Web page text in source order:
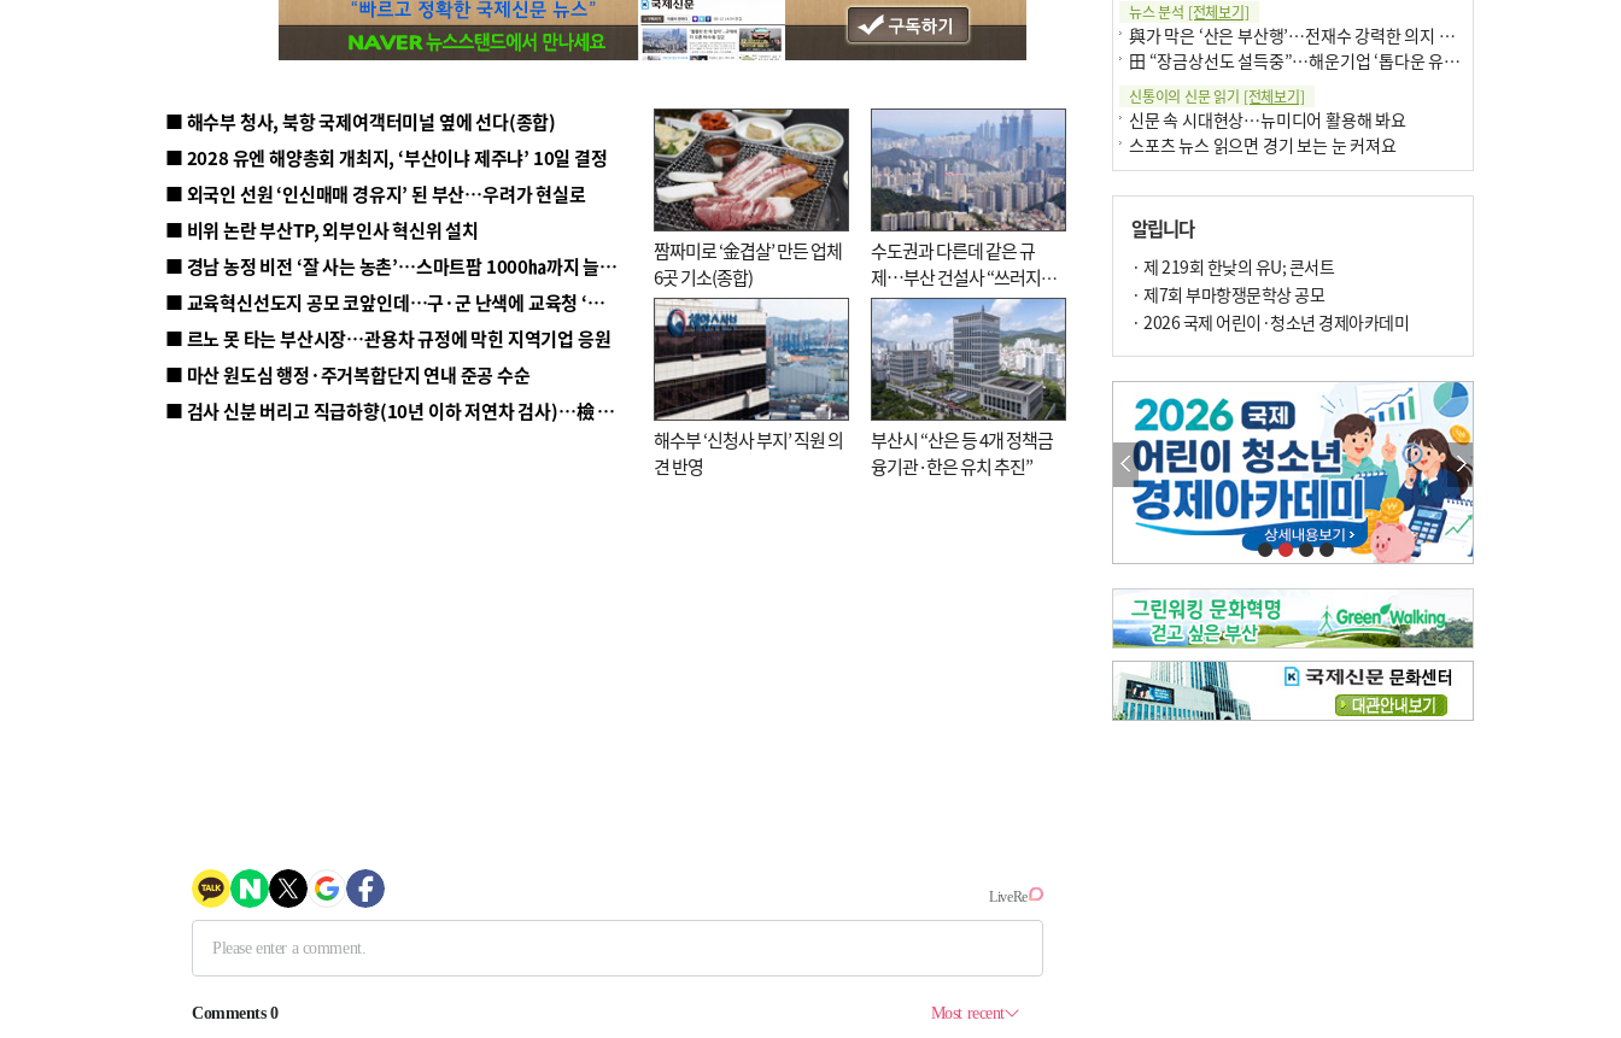
■ 해수부 청사, 북항 국제여객터미널 옆에 선다(종합)
■ 2028 유엔 해양총회 개최지, ‘부산이냐 제주냐’ 10일 결정
■ 외국인 선원 ‘인신매매 경유지’ 된 부산…우려가 현실로
■ 비위 논란 부산TP, 외부인사 혁신위 설치
■ 경남 농정 비전 ‘잘 사는 농촌’…스마트팜 1000㏊까지 늘린다
■ 교육혁신선도지 공모 코앞인데…구·군 난색에 교육청 ‘쩔쩔’
■ 르노 못 타는 부산시장…관용차 규정에 막힌 지역기업 응원
■ 마산 원도심 행정·주거복합단지 연내 준공 수순
■ 검사 신분 버리고 직급하향(10년 이하 저연차 검사)…檢 중수청행 기피
짬짜미로 ‘金겹살’ 만든 업체
6곳 기소(종합)
수도권과 다른데 같은 규
제…부산 건설사 “쓰러지기
직전”
해수부 ‘신청사 부지’ 직원 의
견 반영
부산시 “산은 등 4개 정책금
융기관·한은 유치 추진”
뉴스 분석 [전체보기]
與가 막은 ‘산은 부산행’…전재수 강력한 의지 표명 없인 공염불
田 “장금상선도 설득중”…해운기업 ‘톱다운 유치전’ 가속
신통이의 신문 읽기 [전체보기]
신문 속 시대현상…뉴미디어 활용해 봐요
스포츠 뉴스 읽으면 경기 보는 눈 커져요
구·군 승진 축하화분 관행 없애자니 소상공인 울상
팩트체크[전체보기]
의령 한우산 털중나리
한 손 뉴스[전체보기]
시민이 개발한 폭염 대응 앱 ‘그늘로’ 길안내 지도 등 인기
골목 맛집 발굴 고메 셀렉션…부산시, 페스티벌 시월 연계
오늘의 날씨-[전체보기]
오늘의 날씨- 2026년 8월 7일
오늘의 날씨- 2026년 8월 6일
우리 결혼해요-[전체보기]
우리 결혼해요- 김홍윤·정세빈 커플
알립니다
· 제 219회 한낮의 유U; 콘서트
· 제7회 부마항쟁문학상 공모
· 2026 국제 어린이·청소년 경제아카데미